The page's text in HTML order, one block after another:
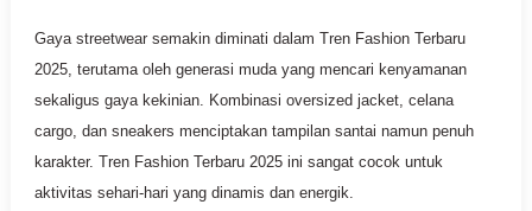
Gaya streetwear semakin diminati dalam Tren Fashion Terbaru
2025, terutama oleh generasi muda yang mencari kenyamanan
sekaligus gaya kekinian. Kombinasi oversized jacket, celana
cargo, dan sneakers menciptakan tampilan santai namun penuh
karakter. Tren Fashion Terbaru 2025 ini sangat cocok untuk
aktivitas sehari-hari yang dinamis dan energik.